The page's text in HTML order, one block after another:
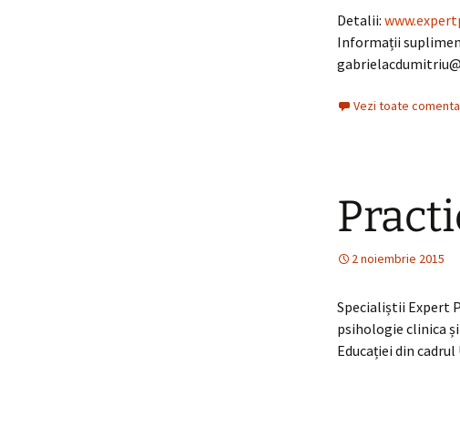
Detalii:
Informații
Vezi toate
2 noiembrie 2015
Specialiștii Expert
psihologie clinica
Educației din